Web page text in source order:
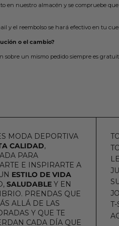
en nuestro almacén y se compruebe
y el reembolso se hará efectivo en tu
o el cambio?
sobre un mismo pedido siempre es
MODA DEPORTIVA
CALIDAD,
PARA
E INSPIRARTE A
ESTILO DE VIDA
SALUDABLE Y EN
PRENDAS QUE
ALLÁ DE LAS
Y QUE TE
CADA DÍA QUE
T-